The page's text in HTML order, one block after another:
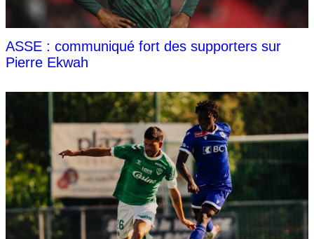
ASSE : communiqué fort des supporters sur
Pierre Ekwah